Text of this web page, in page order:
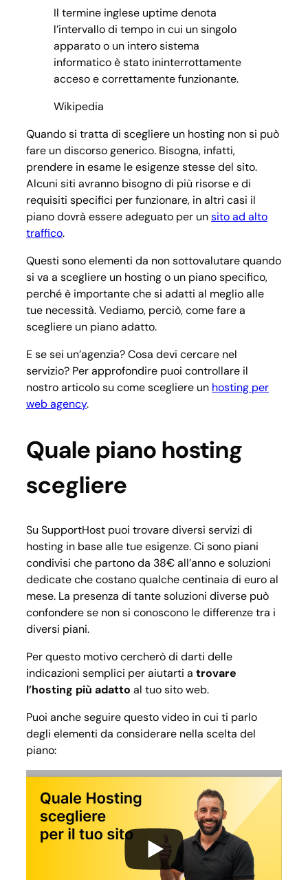
Il termine inglese uptime denota
l’intervallo di tempo in cui un singolo
apparato o un intero sistema
informatico è stato ininterrottamente
acceso e correttamente funzionante.
Wikipedia
Quando si tratta di scegliere un hosting non si può
fare un discorso generico. Bisogna, infatti,
prendere in esame le esigenze stesse del sito.
Alcuni siti avranno bisogno di più risorse e di
requisiti specifici per funzionare, in altri casi il
piano dovrà essere adeguato per unsito ad alto
traffico.
Questi sono elementi da non sottovalutare quando
si va a scegliere un hosting o un piano specifico,
perché è importante che si adatti al meglio alle
tue necessità. Vediamo, perciò, come fare a
scegliere un piano adatto.
E se sei un’agenzia? Cosa devi cercare nel
servizio? Per approfondire puoi controllare il
nostro articolo su come scegliere un hosting per
web agency.
Quale piano hosting
scegliere
Su SupportHost puoi trovare diversi servizi di
hosting in base alle tue esigenze. Ci sono piani
condivisi che partono da 38€all’anno e soluzioni
dedicate che costano qualche centinaia di euro al
mese. La presenza di tante soluzioni diverse può
confondere se non si conoscono le differenze tra i
diversi piani.
Per questo motivo cercherò di darti delle
indicazioni semplici per aiutarti a trovare
l’hosting più adatto al tuo sito web.
Puoi anche seguire questo video in cui ti parlo
degli elementi da considerare nella scelta del
piano: